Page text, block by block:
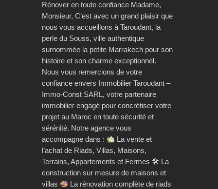
Rénover en toute confiance Madame,
Monsieur, C’est avec un grand plaisir que
nous vous accueillons à Taroudant, la
perle du Souss, ville authentique
surnommée la petite Marrakech pour son
histoire et son charme exceptionnel.
Nous vous remercions de votre
confiance envers Immobilier Taroudant –
Immo-Const SARL, votre partenaire
immobilier engagé pour concrétiser votre
projet au Maroc en toute sécurité et
sérénité. Notre agence vous
accompagne dans :
La vente et
l’achat de Riads, Villas, Maisons,
Terrains, Appartements et Fermes 🛠 La
construction sur mesure de maisons et
villas
La rénovation complète de riads